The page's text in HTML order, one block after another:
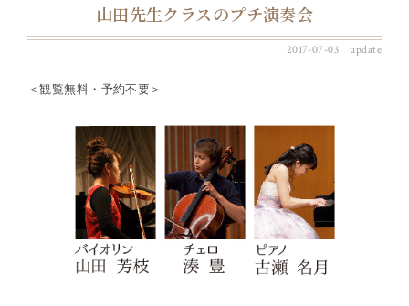
山田先生クラスのプチ演奏会
2017-07-03 update
＜観覧無料・予約不要＞